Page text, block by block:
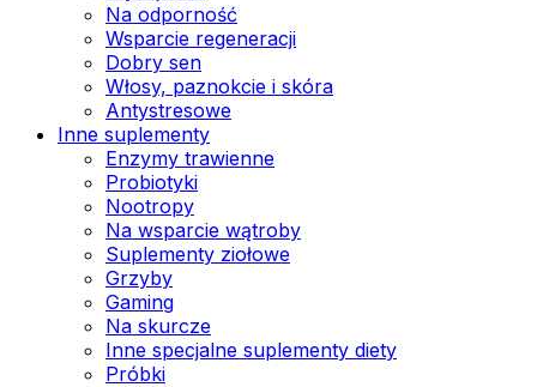
Na odporność
Wsparcie regeneracji
Dobry sen
Włosy, paznokcie i skóra
Antystresowe
Inne suplementy
Enzymy trawienne
Probiotyki
Nootropy
Na wsparcie wątroby
Suplementy ziołowe
Grzyby
Gaming
Na skurcze
Inne specjalne suplementy diety
Próbki